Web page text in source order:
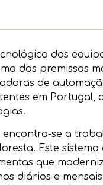
dos
das premissas
de
em Portugal,
encontra-se a
Este
que
diários e